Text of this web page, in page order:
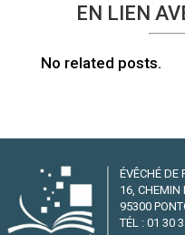
EN LIEN
No related posts.
ÉVÊCHÉ DE
16, CHEMIN
95300
TÉL : 01 30